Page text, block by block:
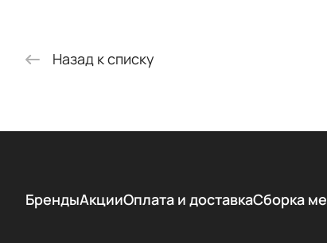
Назад к списку
БрендыАкцииОплата и доставкаСборка